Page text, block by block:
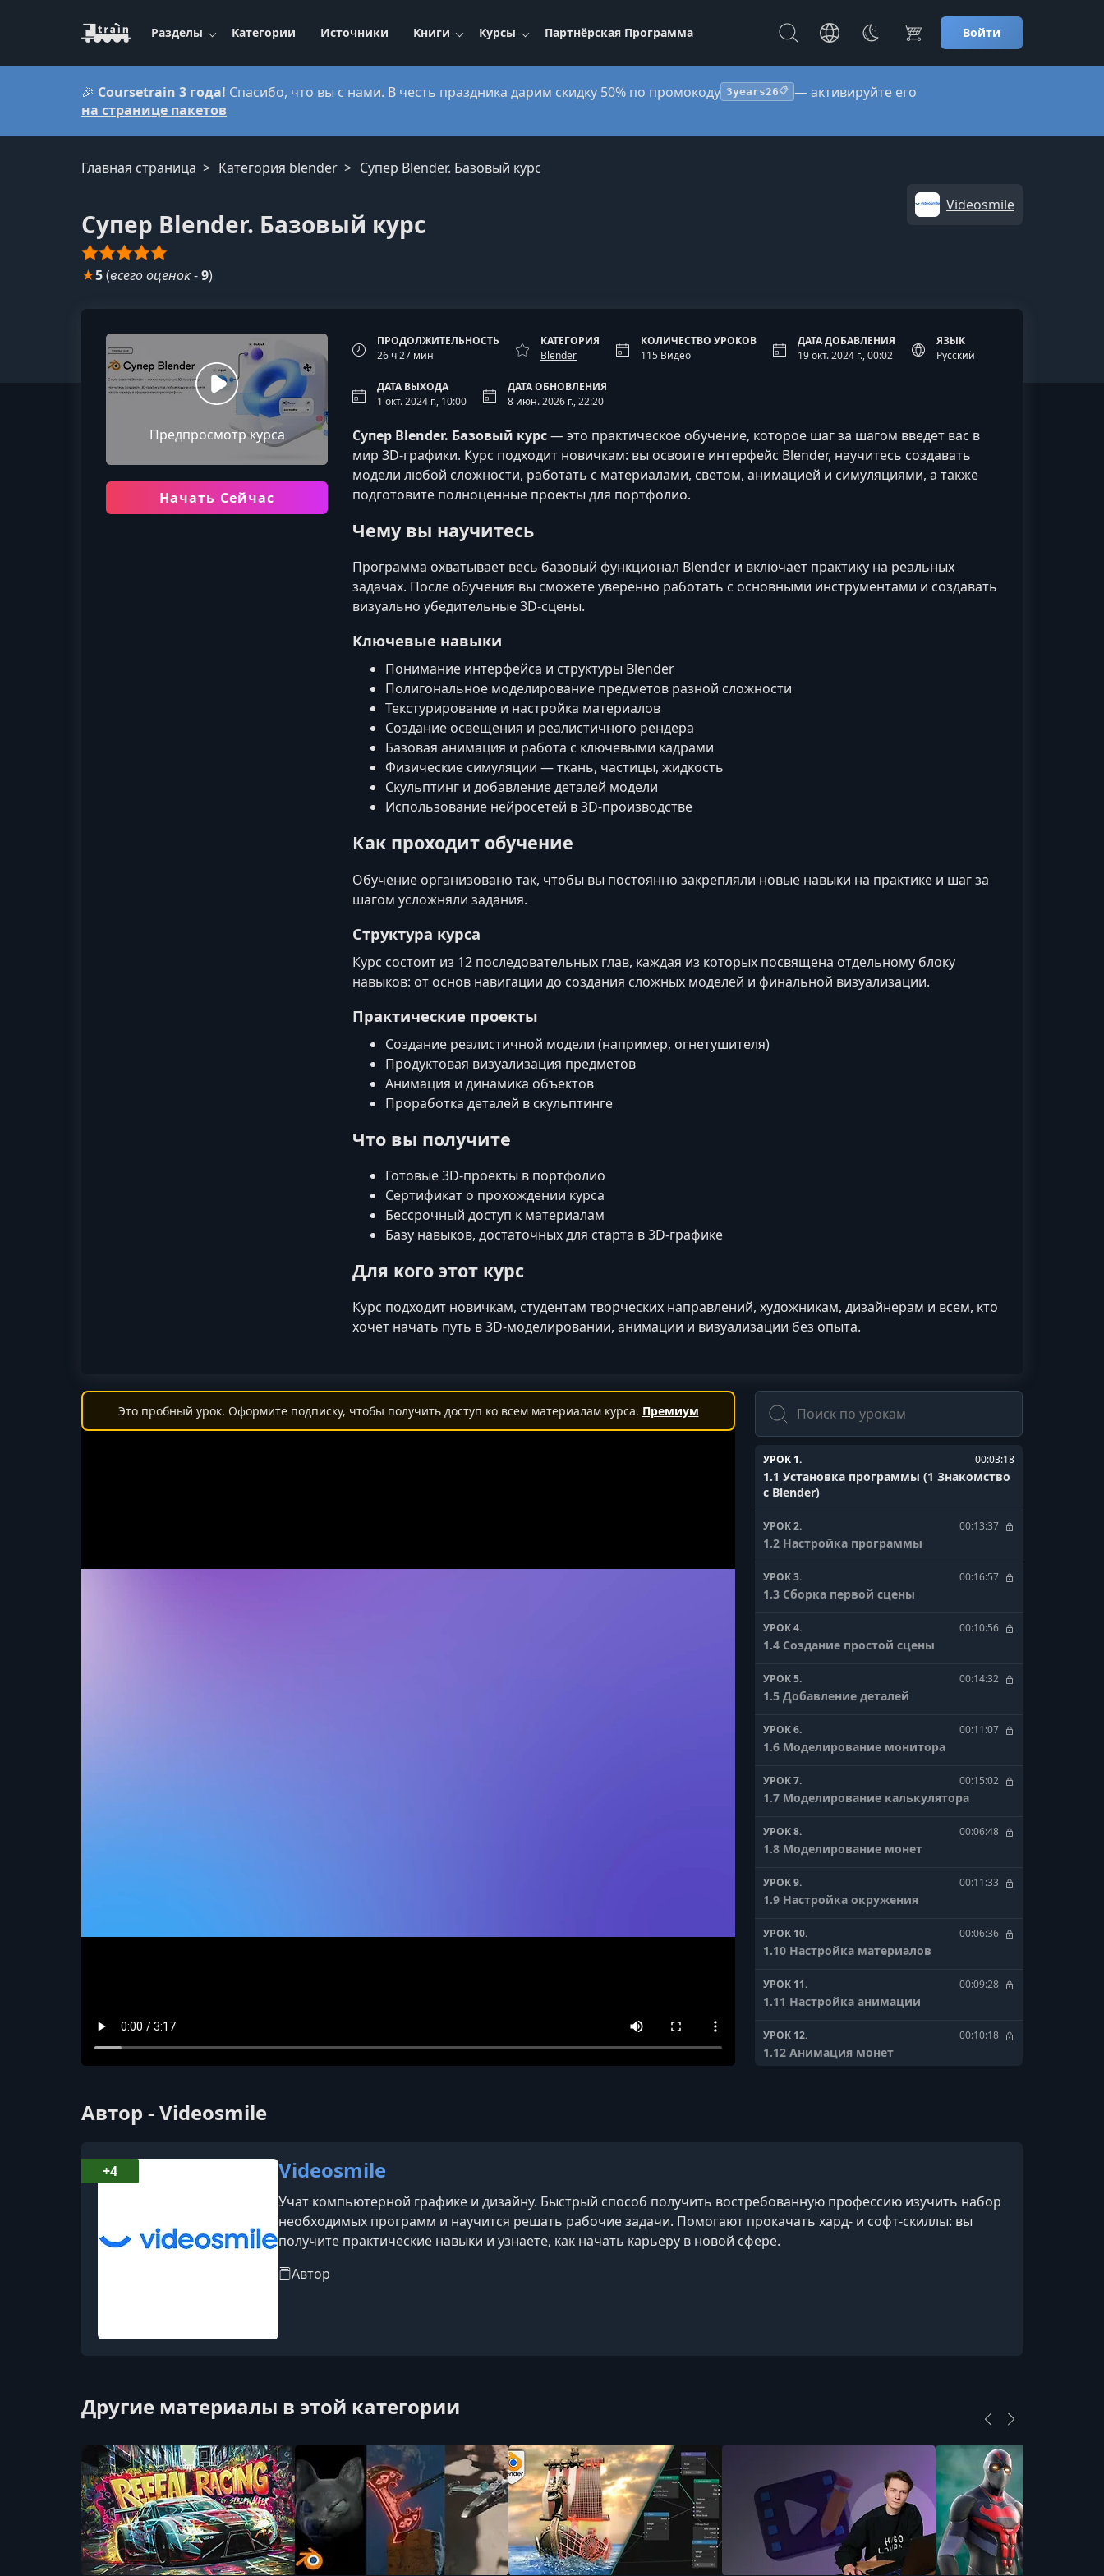
Разделы Категории Источники Книги Курсы Партнёрская Программа Войти
🎉 Coursetrain 3 года! Спасибо, что вы с нами. В честь праздника дарим скидку 50% по промокоду 3years26📋 — активируйте его
на странице пакетов
Главная страница Категория blender Супер Blender. Базовый курс
Супер Blender. Базовый курс
Videosmile
★5(всего оценок-9)
Предпросмотр курса
Начать Сейчас
ПРОДОЛЖИТЕЛЬНОСТЬ
26 ч 27 мин
КАТЕГОРИЯ
Blender
КОЛИЧЕСТВО УРОКОВ
115 Видео
ДАТА ДОБАВЛЕНИЯ
19 окт. 2024 г., 00:02
ЯЗЫК
Русский
ДАТА ВЫХОДА
1 окт. 2024 г., 10:00
ДАТА ОБНОВЛЕНИЯ
8 июн. 2026 г., 22:20
Супер Blender. Базовый курс— это практическое обучение, которое шаг за шагом введет вас в
мир 3D-графики. Курс подходит новичкам: вы освоите интерфейс Blender, научитесь создавать
модели любой сложности, работать с материалами, светом, анимацией и симуляциями, а также
подготовите полноценные проекты для портфолио.
Чему вы научитесь
Программа охватывает весь базовый функционал Blender и включает практику на реальных
задачах. После обучения вы сможете уверенно работать с основными инструментами и создавать
визуально убедительные 3D‑сцены.
Ключевые навыки
Понимание интерфейса и структуры Blender
Полигональное моделирование предметов разной сложности
Текстурирование и настройка материалов
Создание освещения и реалистичного рендера
Базовая анимация и работа с ключевыми кадрами
Физические симуляции — ткань, частицы, жидкость
Скульптинг и добавление деталей модели
Использование нейросетей в 3D‑производстве
Как проходит обучение
Обучение организовано так, чтобы вы постоянно закрепляли новые навыки на практике и шаг за
шагом усложняли задания.
Структура курса
Курс состоит из 12 последовательных глав, каждая из которых посвящена отдельному блоку
навыков: от основ навигации до создания сложных моделей и финальной визуализации.
Практические проекты
Создание реалистичной модели (например, огнетушителя)
Продуктовая визуализация предметов
Анимация и динамика объектов
Проработка деталей в скульптинге
Что вы получите
Готовые 3D‑проекты в портфолио
Сертификат о прохождении курса
Бессрочный доступ к материалам
Базу навыков, достаточных для старта в 3D‑графике
Для кого этот курс
Курс подходит новичкам, студентам творческих направлений, художникам, дизайнерам и всем, кто
хочет начать путь в 3D‑моделировании, анимации и визуализации без опыта.
Это пробный урок. Оформите подписку, чтобы получить доступ ко всем материалам курса. Премиум
Поиск
УРОК 1. 00:03:18
1.1 Установка программы (1 Знакомство
с Blender)
УРОК 2. 00:13:37
1.2 Настройка программы
УРОК 3. 00:16:57
1.3 Сборка первой сцены
УРОК 4. 00:10:56
1.4 Создание простой сцены
УРОК 5. 00:14:32
1.5 Добавление деталей
УРОК 6. 00:11:07
1.6 Моделирование монитора
УРОК 7. 00:15:02
1.7 Моделирование калькулятора
УРОК 8. 00:06:48
1.8 Моделирование монет
УРОК 9. 00:11:33
1.9 Настройка окружения
УРОК 10. 00:06:36
1.10 Настройка материалов
УРОК 11. 00:09:28
1.11 Настройка анимации
УРОК 12. 00:10:18
1.12 Анимация монет
УРОК 15. 00:11:03
2.1 Модификатор Subdivision surface (2
Базовое 3D-моделирование и
текстурирование)
2.5 Создание мелких деталей
УРОК 20. 00:15:58
2.6 Настройка материала мелкого
элемента
УРОК 21. 00:12:06
Автор - Videosmile
Videosmile
Учат компьютерной графике и дизайну. Быстрый способ получить востребованную профессию изучить набор
необходимых программ и научится решать рабочие задачи. Помогают прокачать хард- и софт-скиллы: вы
получите практические навыки и узнаете, как начать карьеру в новой сфере.
Автор
+4
Другие материалы в этой категории